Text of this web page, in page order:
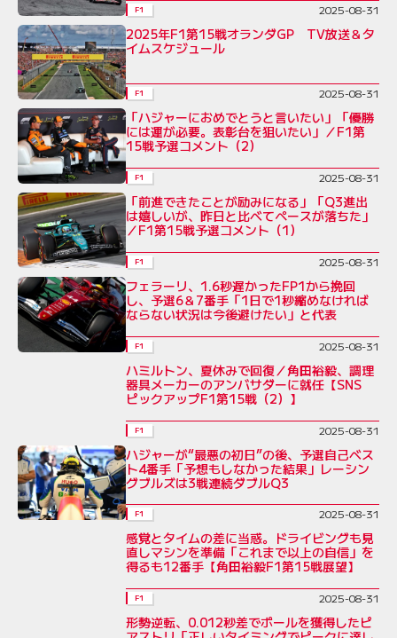
F1 2025-08-31
2025年F1第15戦オランダGP TV放送＆タ
イムスケジュール
F1 2025-08-31
「ハジャーにおめでとうと言いたい」「優勝
には運が必要。表彰台を狙いたい」／F1第
15戦予選コメント（2）
F1 2025-08-31
「前進できたことが励みになる」「Q3進出
は嬉しいが、昨日と比べてペースが落ちた」
／F1第15戦予選コメント（1）
F1 2025-08-31
フェラーリ、1.6秒遅かったFP1から挽回
し、予選6＆7番手「1日で1秒縮めなければ
ならない状況は今後避けたい」と代表
F1 2025-08-31
ハミルトン、夏休みで回復／角田裕毅、調理
器具メーカーのアンバサダーに就任【SNS
ピックアップF1第15戦（2）】
F1 2025-08-31
ハジャーが“最悪の初日”の後、予選自己ベス
ト4番手「予想もしなかった結果」レーシン
グブルズは3戦連続ダブルQ3
F1 2025-08-31
感覚とタイムの差に当惑。ドライビングも見
直しマシンを準備「これまで以上の自信」を
得るも12番手【角田裕毅F1第15戦展望】
F1 2025-08-31
形勢逆転、0.012秒差でポールを獲得したピ